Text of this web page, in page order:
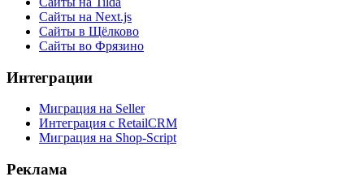
Сайты на Next.js
Сайты в Щёлково
Сайты во Фрязино
Интеграции
Миграция на Seller
Интеграция с RetailCRM
Миграция на Shop-Script
Реклама